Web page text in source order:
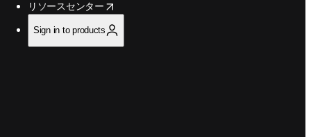
リソースセンター
opens in new tab/window
Sign in to products